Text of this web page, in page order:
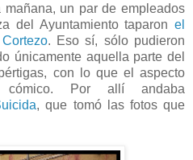
mañana, un par de empleados
del Ayuntamiento taparon el
. Eso sí, sólo pudieron
únicamente aquella parte del
con lo que el aspecto
Por allí andaba
, que tomó las fotos que